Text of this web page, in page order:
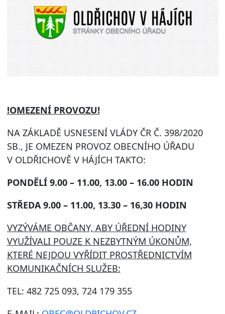
!OMEZENÍ PROVOZU!
NA ZÁKLADĚ USNESENÍ VLÁDY ČR Č. 398/2020
SB., JE OMEZEN PROVOZ OBECNÍHO ÚŘADU
V OLDŘICHOVĚ V HÁJÍCH TAKTO:
PONDĚLÍ 9.00 – 11.00, 13.00 – 16.00 HODIN
STŘEDA 9.00 – 11.00, 13.30 – 16,30 HODIN
VYZÝVÁME OBČANY, ABY ÚŘEDNÍ HODINY
VYUŽÍVALI POUZE K NEZBYTNÝM ÚKONŮM,
KTERÉ NEJDOU VYŘÍDIT PROSTŘEDNICTVÍM
KOMUNIKAČNÍCH SLUŽEB:
TEL: 482 725 093, 724 179 355